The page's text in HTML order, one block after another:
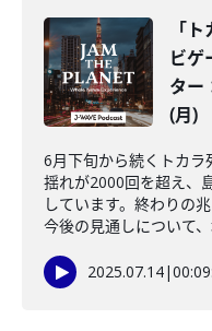
「
ビゲ
ター
(月)
6月下旬から続くトカ
揺れが2000回を超え、
しています。終わりの
今後の見通しについて
2025.07.14|